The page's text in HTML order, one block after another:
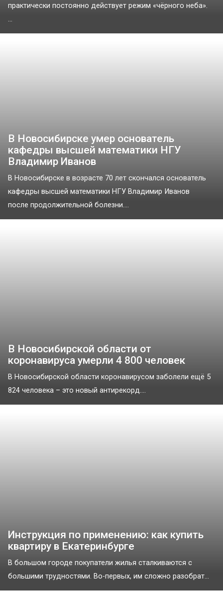
практически постоянно действует режим «чёрного неба».
...
В Новосибирске умер основатель
кафедры высшей математики НГУ
Владимир Иванов
В Новосибирске в возрасте 70 лет скончался основатель
кафедры высшей математики НГУ Владимир Иванов
после продолжительной болезни....
В Новосибирской области от
коронавируса умерли 4 800 человек
В Новосибирской области коронавирусом заболели ещё 5
824 человека – это новый антирекорд....
Инструкция по применению: как купить
квартиру в Екатеринбурге
В большом городе покупатели жилья сталкиваются с
большими трудностями. Во-первых, им сложно разобрат...